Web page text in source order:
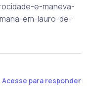
e-maneva-
em-lauro-de-
Acesse para responder